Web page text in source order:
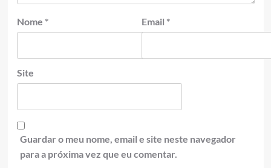
Nome * Email *
Site
Guardar o meu nome, email e site neste navegador
para a próxima vez que eu comentar.